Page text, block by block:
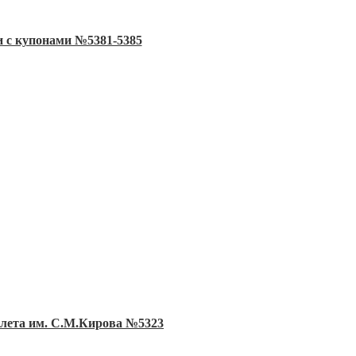
с купонами №5381-5385
им. С.М.Кирова №5323